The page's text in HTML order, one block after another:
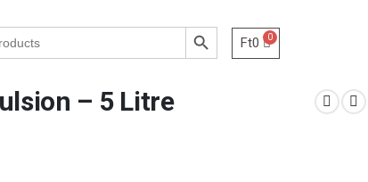
Search Button
Ft0
– 5 Litre